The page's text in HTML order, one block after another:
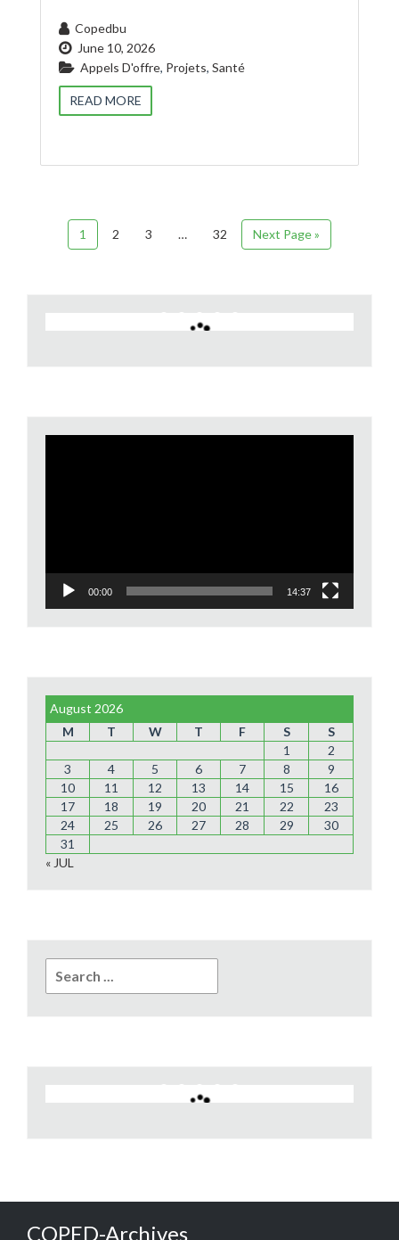
Copedbu
June 10, 2026
Appels D'offre, Projets, Santé
READ MORE
1 2 3 … 32 Next Page »
00:00 14:37
August 2026
M
T W T F S
S
1
2
3
4 5 6 7 8
9
10
11 12 13 14 15
16
17
18 19 20 21 22
23
24
25 26 27 28 29
30
31
« JUL
for:
COPED-Archives